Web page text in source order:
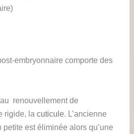
embryonnaire comporte des
renouvellement de
rigide, lacuticule . L’ancienne
est éliminée alors qu’une